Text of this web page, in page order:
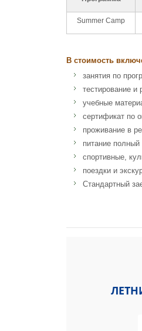
Summer Camp
В стоимость
занятия по
тестирование и
учебные
сертификат по
проживание в
питание полный
спортивные,
поездки и
Стандартный